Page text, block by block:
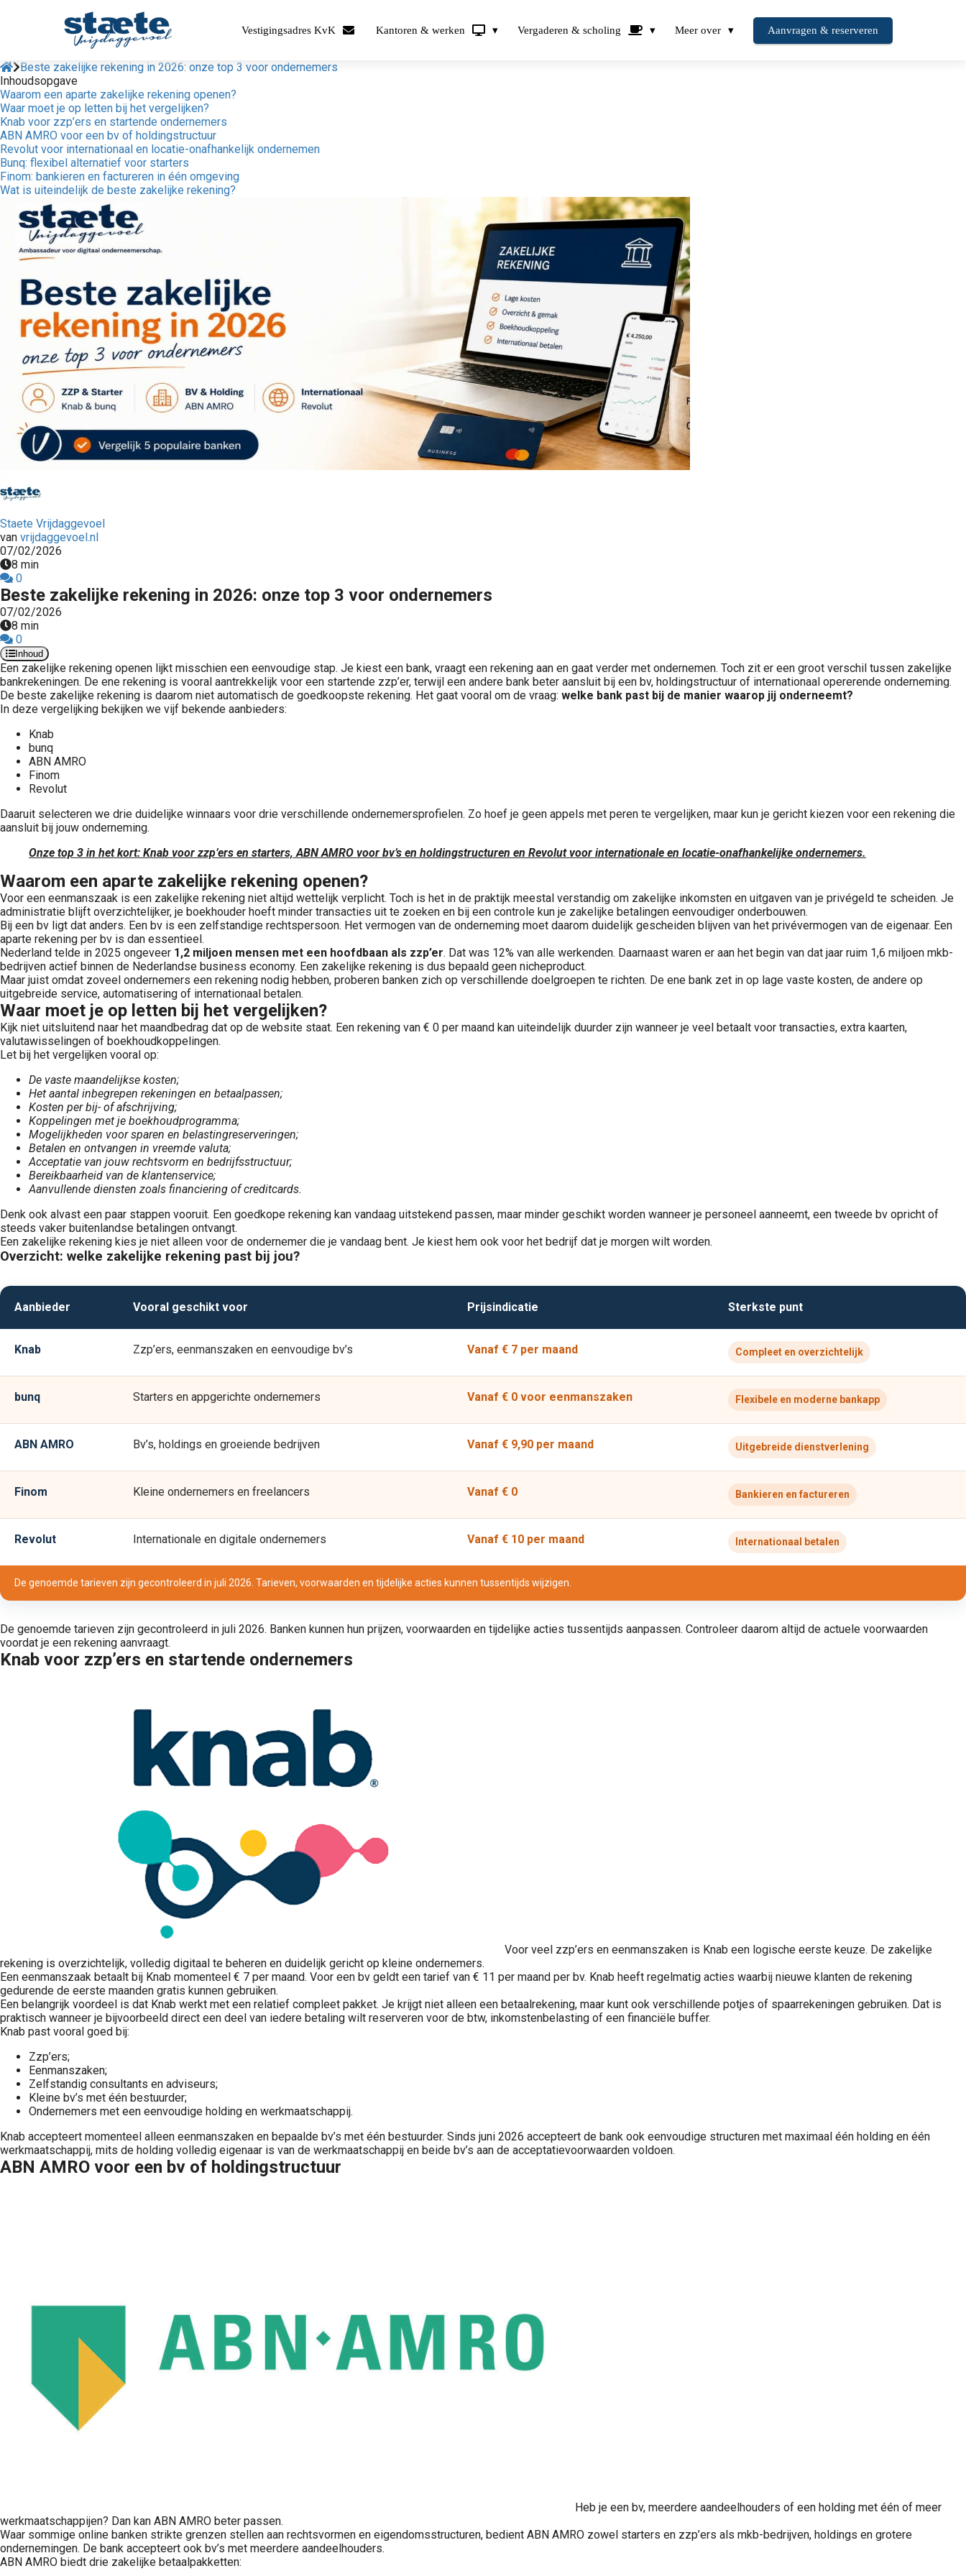
Vestigingsadres KvK Kantoren & werken Vergaderen & scholing Meer over Aanvragen & reserveren
Beste zakelijke rekening in 2026: onze top 3 voor ondernemers
Inhoudsopgave
Waarom een aparte zakelijke rekening openen?
Waar moet je op letten bij het vergelijken?
Knab voor zzp’ers en startende ondernemers
ABN AMRO voor een bv of holdingstructuur
Revolut voor internationaal en locatie-onafhankelijk ondernemen
Bunq: flexibel alternatief voor starters
Finom: bankieren en factureren in één omgeving
Wat is uiteindelijk de beste zakelijke rekening?
Staete Vrijdaggevoel
van vrijdaggevoel.nl
07/02/2026
8 min
0
Beste zakelijke rekening in 2026: onze top 3 voor ondernemers
07/02/2026
8 min
0
Inhoud
Een zakelijke rekening openen lijkt misschien een eenvoudige stap. Je kiest een bank, vraagt een rekening aan en gaat verder met ondernemen. Toch zit er een groot verschil tussen zakelijke
bankrekeningen. De ene rekening is vooral aantrekkelijk voor een startende zzp’er, terwijl een andere bank beter aansluit bij een bv, holdingstructuur of internationaal opererende onderneming.
De beste zakelijke rekening is daarom niet automatisch de goedkoopste rekening. Het gaat vooral om de vraag: welke bank past bij de manier waarop jij onderneemt?
In deze vergelijking bekijken we vijf bekende aanbieders:
Knab
bunq
ABN AMRO
Finom
Revolut
Daaruit selecteren we drie duidelijke winnaars voor drie verschillende ondernemersprofielen. Zo hoef je geen appels met peren te vergelijken, maar kun je gericht kiezen voor een rekening die
aansluit bij jouw onderneming.
Onze top 3 in het kort: Knab voor zzp’ers en starters, ABN AMRO voor bv’s en holdingstructuren en Revolut voor internationale en locatie-onafhankelijke ondernemers.
Waarom een aparte zakelijke rekening openen?
Voor een eenmanszaak is een zakelijke rekening niet altijd wettelijk verplicht. Toch is het in de praktijk meestal verstandig om zakelijke inkomsten en uitgaven van je privégeld te scheiden. Je
administratie blijft overzichtelijker, je boekhouder hoeft minder transacties uit te zoeken en bij een controle kun je zakelijke betalingen eenvoudiger onderbouwen.
Bij een bv ligt dat anders. Een bv is een zelfstandige rechtspersoon. Het vermogen van de onderneming moet daarom duidelijk gescheiden blijven van het privévermogen van de eigenaar. Een
aparte rekening per bv is dan essentieel.
Nederland telde in 2025 ongeveer 1,2 miljoen mensen met een hoofdbaan als zzp’er. Dat was 12% van alle werkenden. Daarnaast waren er aan het begin van dat jaar ruim 1,6 miljoen mkb-
bedrijven actief binnen de Nederlandse business economy. Een zakelijke rekening is dus bepaald geen nicheproduct.
Maar juist omdat zoveel ondernemers een rekening nodig hebben, proberen banken zich op verschillende doelgroepen te richten. De ene bank zet in op lage vaste kosten, de andere op
uitgebreide service, automatisering of internationaal betalen.
Waar moet je op letten bij het vergelijken?
Kijk niet uitsluitend naar het maandbedrag dat op de website staat. Een rekening van € 0 per maand kan uiteindelijk duurder zijn wanneer je veel betaalt voor transacties, extra kaarten,
valutawisselingen of boekhoudkoppelingen.
Let bij het vergelijken vooral op:
De vaste maandelijkse kosten;
Het aantal inbegrepen rekeningen en betaalpassen;
Kosten per bij- of afschrijving;
Koppelingen met je boekhoudprogramma;
Mogelijkheden voor sparen en belastingreserveringen;
Betalen en ontvangen in vreemde valuta;
Acceptatie van jouw rechtsvorm en bedrijfsstructuur;
Bereikbaarheid van de klantenservice;
Aanvullende diensten zoals financiering of creditcards.
Denk ook alvast een paar stappen vooruit. Een goedkope rekening kan vandaag uitstekend passen, maar minder geschikt worden wanneer je personeel aanneemt, een tweede bv opricht of
steeds vaker buitenlandse betalingen ontvangt.
Een zakelijke rekening kies je niet alleen voor de ondernemer die je vandaag bent. Je kiest hem ook voor het bedrijf dat je morgen wilt worden.
Overzicht: welke zakelijke rekening past bij jou?
Aanbieder Vooral geschikt voor Prijsindicatie Sterkste punt
Knab Zzp’ers, eenmanszaken en eenvoudige bv’s Vanaf € 7 per maand Compleet en overzichtelijk
bunq Starters en appgerichte ondernemers Vanaf € 0 voor eenmanszaken Flexibele en moderne bankapp
ABN AMRO Bv’s, holdings en groeiende bedrijven Vanaf € 9,90 per maand Uitgebreide dienstverlening
Finom Kleine ondernemers en freelancers Vanaf € 0 Bankieren en factureren
Revolut Internationale en digitale ondernemers Vanaf € 10 per maand Internationaal betalen
De genoemde tarieven zijn gecontroleerd in juli 2026. Tarieven, voorwaarden en tijdelijke acties kunnen tussentijds wijzigen.
De genoemde tarieven zijn gecontroleerd in juli 2026. Banken kunnen hun prijzen, voorwaarden en tijdelijke acties tussentijds aanpassen. Controleer daarom altijd de actuele voorwaarden
voordat je een rekening aanvraagt.
Knab voor zzp’ers en startende ondernemers
Voor veel zzp’ers en eenmanszaken is Knab een logische eerste keuze. De zakelijke
rekening is overzichtelijk, volledig digitaal te beheren en duidelijk gericht op kleine ondernemers.
Een eenmanszaak betaalt bij Knab momenteel € 7 per maand. Voor een bv geldt een tarief van € 11 per maand per bv. Knab heeft regelmatig acties waarbij nieuwe klanten de rekening
gedurende de eerste maanden gratis kunnen gebruiken.
Een belangrijk voordeel is dat Knab werkt met een relatief compleet pakket. Je krijgt niet alleen een betaalrekening, maar kunt ook verschillende potjes of spaarrekeningen gebruiken. Dat is
praktisch wanneer je bijvoorbeeld direct een deel van iedere betaling wilt reserveren voor de btw, inkomstenbelasting of een financiële buffer.
Knab past vooral goed bij:
Zzp’ers;
Eenmanszaken;
Zelfstandig consultants en adviseurs;
Kleine bv’s met één bestuurder;
Ondernemers met een eenvoudige holding en werkmaatschappij.
Knab accepteert momenteel alleen eenmanszaken en bepaalde bv’s met één bestuurder. Sinds juni 2026 accepteert de bank ook eenvoudige structuren met maximaal één holding en één
werkmaatschappij, mits de holding volledig eigenaar is van de werkmaatschappij en beide bv’s aan de acceptatievoorwaarden voldoen.
ABN AMRO voor een bv of holdingstructuur
Heb je een bv, meerdere aandeelhouders of een holding met één of meer
werkmaatschappijen? Dan kan ABN AMRO beter passen.
Waar sommige online banken strikte grenzen stellen aan rechtsvormen en eigendomsstructuren, bedient ABN AMRO zowel starters en zzp’ers als mkb-bedrijven, holdings en grotere
ondernemingen. De bank accepteert ook bv’s met meerdere aandeelhouders.
ABN AMRO biedt drie zakelijke betaalpakketten: